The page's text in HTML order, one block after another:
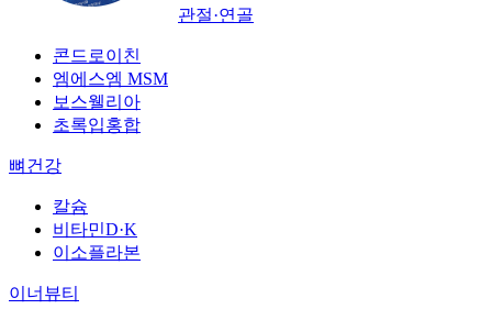
관절·연골
콘드로이친
엠에스엠 MSM
보스웰리아
초록입홍합
뼈건강
칼슘
비타민D·K
이소플라본
이너뷰티